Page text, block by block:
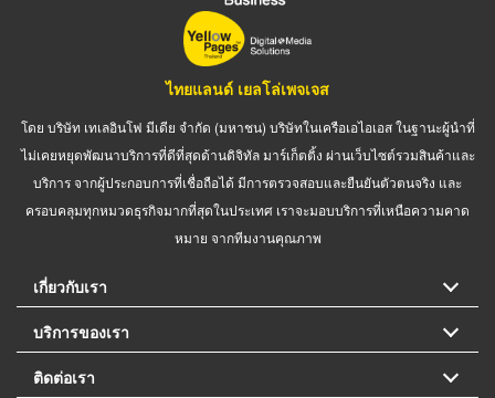
ไทยแลนด์ เยลโล่เพจเจส
โดย บริษัท เทเลอินโฟ มีเดีย จำกัด (มหาชน) บริษัทในเครือเอไอเอส ในฐานะผู้นำที่
ไม่เคยหยุดพัฒนาบริการที่ดีที่สุดด้านดิจิทัล มาร์เก็ตติ้ง ผ่านเว็บไซต์รวมสินค้าและ
บริการ จากผู้ประกอบการที่เชื่อถือได้ มีการตรวจสอบและยืนยันตัวตนจริง และ
ครอบคลุมทุกหมวดธุรกิจมากที่สุดในประเทศ เราจะมอบบริการที่เหนือความคาด
หมาย จากทีมงานคุณภาพ
เกี่ยวกับเรา
บริการของเรา
ติดต่อเรา